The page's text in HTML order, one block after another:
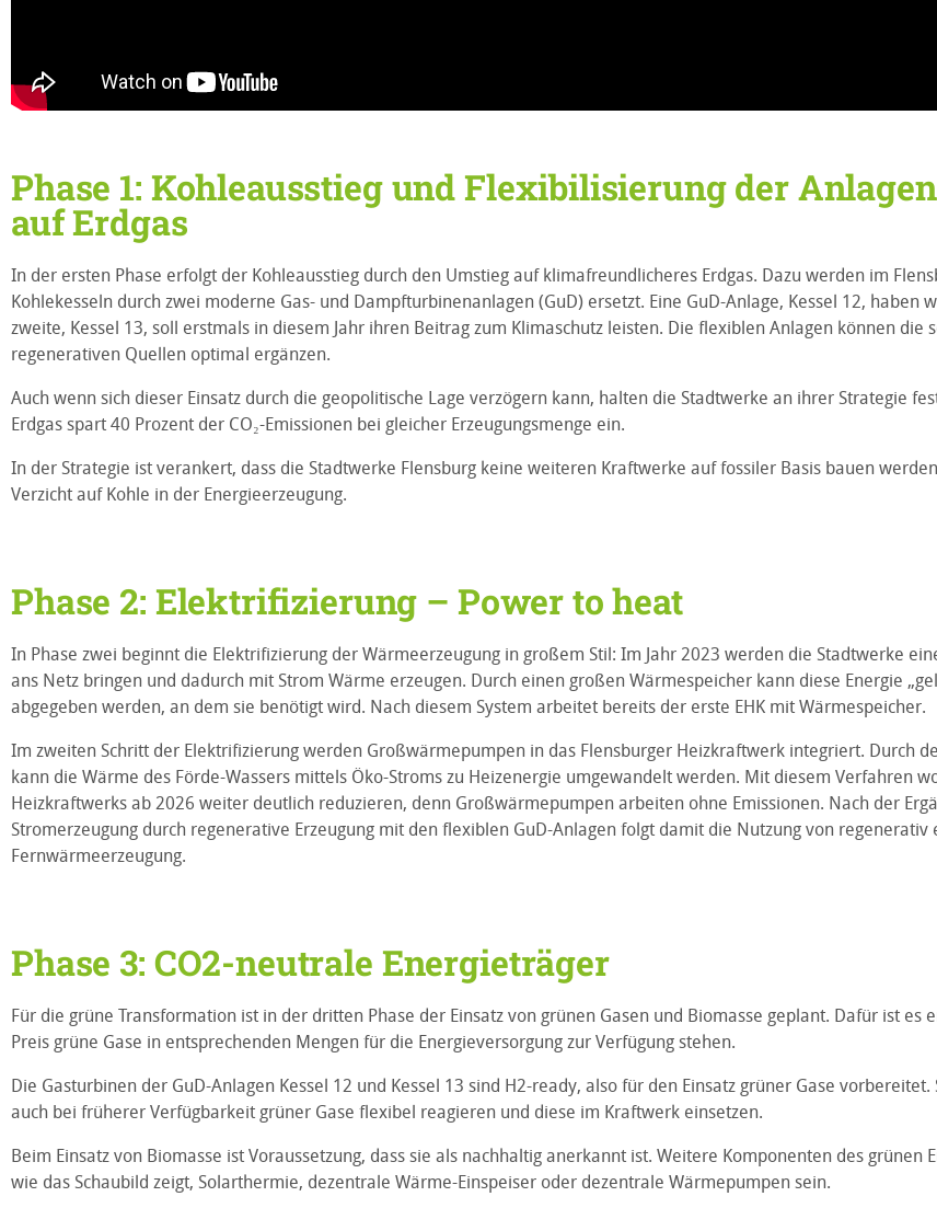
Phase 1: Kohleausstieg und Flexibilisierung der
auf Erdgas
In der ersten Phase erfolgt der Kohleausstieg durch den Umstieg auf klimafreundlicheres Erdgas. Dazu werden im
Kohlekesseln durch zwei moderne Gas- und Dampfturbinenanlagen (GuD) ersetzt. Eine GuD-Anlage, Kessel 12, haben
zweite, Kessel 13, soll erstmals in diesem Jahr ihren Beitrag zum Klimaschutz leisten. Die flexiblen Anlagen können die
regenerativen Quellen optimal ergänzen.
Auch wenn sich dieser Einsatz durch die geopolitische Lage verzögern kann, halten die Stadtwerke an ihrer Strategie
Erdgas spart 40 Prozent der CO₂-Emissionen bei gleicher Erzeugungsmenge ein.
In der Strategie ist verankert, dass die Stadtwerke Flensburg keine weiteren Kraftwerke auf fossiler Basis bauen
Verzicht auf Kohle in der Energieerzeugung.
Phase 2: Elektrifizierung – Power to heat
In Phase zwei beginnt die Elektrifizierung der Wärmeerzeugung in großem Stil: Im Jahr 2023 werden die Stadtwerke
ans Netz bringen und dadurch mit Strom Wärme erzeugen. Durch einen großen Wärmespeicher kann diese Energie
abgegeben werden, an dem sie benötigt wird. Nach diesem System arbeitet bereits der erste EHK mit Wärmespeicher.
Im zweiten Schritt der Elektrifizierung werden Großwärmepumpen in das Flensburger Heizkraftwerk integriert. Durch
kann die Wärme des Förde-Wassers mittels Öko-Stroms zu Heizenergie umgewandelt werden. Mit diesem Verfahren
Heizkraftwerks ab 2026 weiter deutlich reduzieren, denn Großwärmepumpen arbeiten ohne Emissionen. Nach der
Stromerzeugung durch regenerative Erzeugung mit den flexiblen GuD-Anlagen folgt damit die Nutzung von regenerativ
Fernwärmeerzeugung.
Phase 3: CO2-neutrale Energieträger
Für die grüne Transformation ist in der dritten Phase der Einsatz von grünen Gasen und Biomasse geplant. Dafür ist es
Preis grüne Gase in entsprechenden Mengen für die Energieversorgung zur Verfügung stehen.
Die Gasturbinen der GuD-Anlagen Kessel 12 und Kessel 13 sind H2-ready, also für den Einsatz grüner Gase
auch bei früherer Verfügbarkeit grüner Gase flexibel reagieren und diese im Kraftwerk einsetzen.
Beim Einsatz von Biomasse ist Voraussetzung, dass sie als nachhaltig anerkannt ist. Weitere Komponenten des grünen
wie das Schaubild zeigt, Solarthermie, dezentrale Wärme-Einspeiser oder dezentrale Wärmepumpen sein.